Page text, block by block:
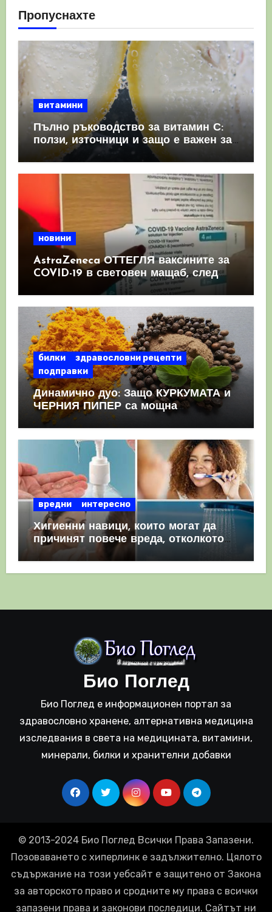
Пропуснахте
витамини
Пълно ръководство за витамин С:
ползи, източници и защо е важен за
имунната система
новини
AstraZeneca ОТТЕГЛЯ ваксините за
COVID-19 в световен мащаб, след
като призна, че те причиняват
КРЪВНИ съсиреци
билки
здравословни рецепти
подправки
Динамично дуо: Защо КУРКУМАТА и
ЧЕРНИЯ ПИПЕР са мощна
комбинация
вредни интересно
Хигиенни навици, които могат да
причинят повече вреда, отколкото
полза
Био Поглед
Био Поглед е информационен портал за
здравословно хранене, алтернативна медицина
изследвания в света на медицината, витамини,
минерали, билки и хранителни добавки
© 2013-2024 Био Поглед Всички Права Запазени.
Позоваването с хиперлинк е задължително. Цялото
съдържание на този уебсайт е защитено от Закона
за авторското право и сродните му права с всички
запазени права и законови последици. Сайтът ни